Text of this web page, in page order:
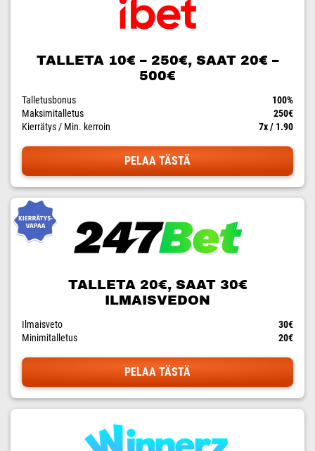
TALLETA 10€ – 250€, SAAT 20€ –
500€
Talletusbonus
100%
Maksimitalletus
250€
Kierrätys / Min. kerroin
7x / 1.90
PELAA TÄSTÄ
TALLETA 20€, SAAT 30€
ILMAISVEDON
Ilmaisveto
30€
Minimitalletus
20€
PELAA TÄSTÄ